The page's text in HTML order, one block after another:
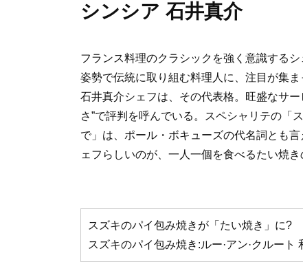
シンシア 石井真介
フランス料理のクラシックを強く意識する
姿勢で伝統に取り組む料理人に、注目が集
石井真介シェフは、その代表格。旺盛なサ
さ”で評判を呼んでいる。スペシャリテの「
で」は、ポール・ボキューズの代名詞とも
ェフらしいのが、一人一個を食べるたい焼き
スズキのパイ包み焼きが「たい焼き」に?
スズキのパイ包み焼き:ルー·アン·クルート